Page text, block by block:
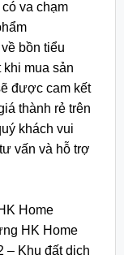
va chạm
bồn tiểu
mua sản
được cam kết
thành rẻ trên
khách vui
vấn và hỗ trợ
Home
HK Home
– Khu đất dịch